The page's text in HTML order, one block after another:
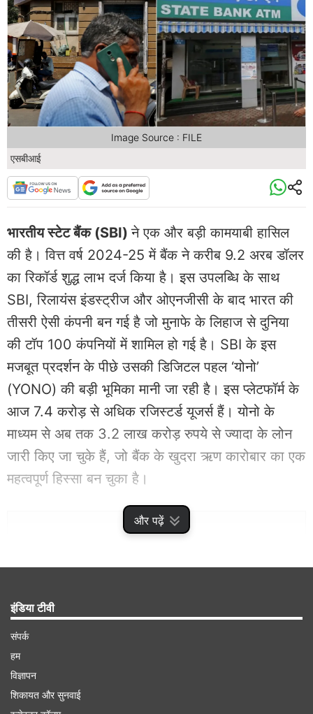
और पढ़ें
एसबीआई
Image Source : FILE
भारतीय स्टेट बैंक (SBI)ने एक और बड़ी कामयाबी हासिल
की है। वित्त वर्ष 2024-25 में बैंक ने करीब 9.2 अरब डॉलर
का रिकॉर्ड शुद्ध लाभ दर्ज किया है। इस उपलब्धि के साथ
SBI, रिलायंस इंडस्ट्रीज और ओएनजीसी के बाद भारत की
तीसरी ऐसी कंपनी बन गई है जो मुनाफे के लिहाज से दुनिया
की टॉप 100 कंपनियों में शामिल हो गई है। SBI के इस
मजबूत प्रदर्शन के पीछे उसकी डिजिटल पहल ‘योनो’
(YONO) की बड़ी भूमिका मानी जा रही है। इस प्लेटफॉर्म के
आज 7.4 करोड़ से अधिक रजिस्टर्ड यूजर्स हैं। योनो के
माध्यम से अब तक 3.2 लाख करोड़ रुपये से ज्यादा के लोन
जारी किए जा चुके हैं, जो बैंक के खुदरा ऋण कारोबार का एक
महत्वपूर्ण हिस्सा बन चुका है।
Advertisement
इंडिया टीवी
संपर्क
हम
विज्ञापन
शिकायत और सुनवाई